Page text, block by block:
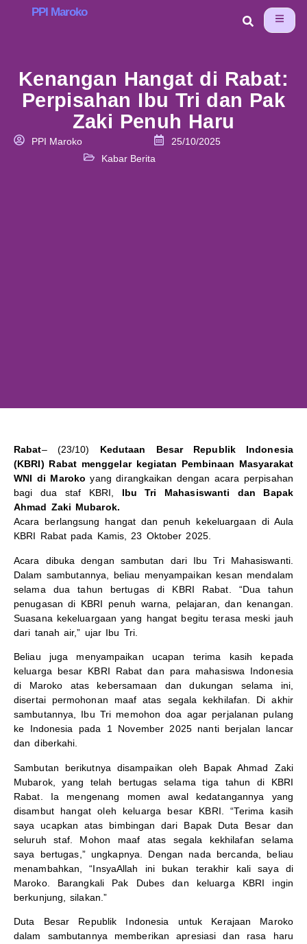
PPI Maroko
Kenangan Hangat di Rabat:
Perpisahan Ibu Tri dan Pak
Zaki Penuh Haru
PPI Maroko
25/10/2025
Kabar Berita
Rabat– (23/10) Kedutaan Besar Republik Indonesia
(KBRI) Rabat menggelar kegiatan Pembinaan Masyarakat
WNI di Maroko yang dirangkaikan dengan acara perpisahan
bagi dua staf KBRI, Ibu Tri Mahasiswanti dan Bapak
Ahmad Zaki Mubarok.
Acara berlangsung hangat dan penuh kekeluargaan di Aula
KBRI Rabat pada Kamis, 23 Oktober 2025.
Acara dibuka dengan sambutan dari Ibu Tri Mahasiswanti.
Dalam sambutannya, beliau menyampaikan kesan mendalam
selama dua tahun bertugas di KBRI Rabat. “Dua tahun
penugasan di KBRI penuh warna, pelajaran, dan kenangan.
Suasana kekeluargaan yang hangat begitu terasa meski jauh
dari tanah air,” ujar Ibu Tri.
Beliau juga menyampaikan ucapan terima kasih kepada
keluarga besar KBRI Rabat dan para mahasiswa Indonesia
di Maroko atas kebersamaan dan dukungan selama ini,
disertai permohonan maaf atas segala kekhilafan. Di akhir
sambutannya, Ibu Tri memohon doa agar perjalanan pulang
ke Indonesia pada 1 November 2025 nanti berjalan lancar
dan diberkahi.
Sambutan berikutnya disampaikan oleh Bapak Ahmad Zaki
Mubarok, yang telah bertugas selama tiga tahun di KBRI
Rabat. Ia mengenang momen awal kedatangannya yang
disambut hangat oleh keluarga besar KBRI. “Terima kasih
saya ucapkan atas bimbingan dari Bapak Duta Besar dan
seluruh staf. Mohon maaf atas segala kekhilafan selama
saya bertugas,” ungkapnya. Dengan nada bercanda, beliau
menambahkan, “InsyaAllah ini bukan terakhir kali saya di
Maroko. Barangkali Pak Dubes dan keluarga KBRI ingin
berkunjung, silakan.”
Duta Besar Republik Indonesia untuk Kerajaan Maroko
dalam sambutannya memberikan apresiasi dan rasa haru